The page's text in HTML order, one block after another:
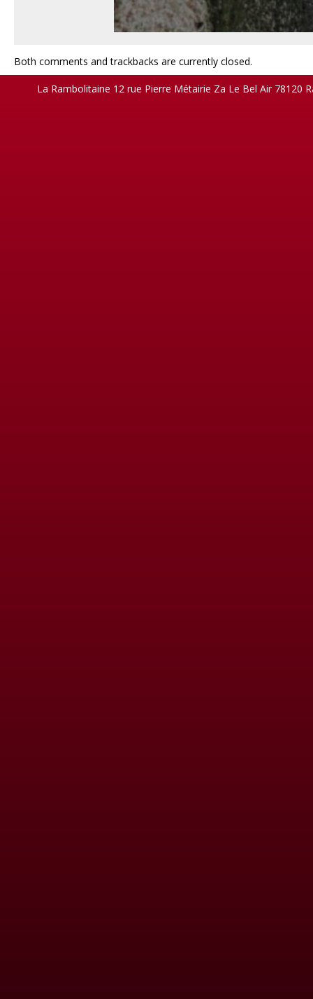
Both comments and trackbacks are currently closed.
La Rambolitaine 12 rue Pierre Métairie Za Le Bel Air